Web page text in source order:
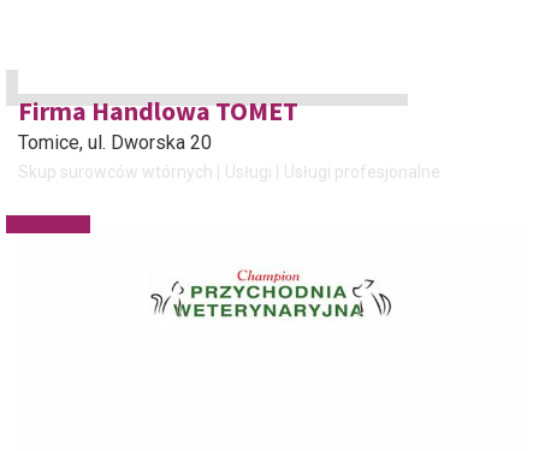
Firma Handlowa TOMET
Tomice, ul. Dworska 20
Skup surowców wtórnych Usługi Usługi profesjonalne